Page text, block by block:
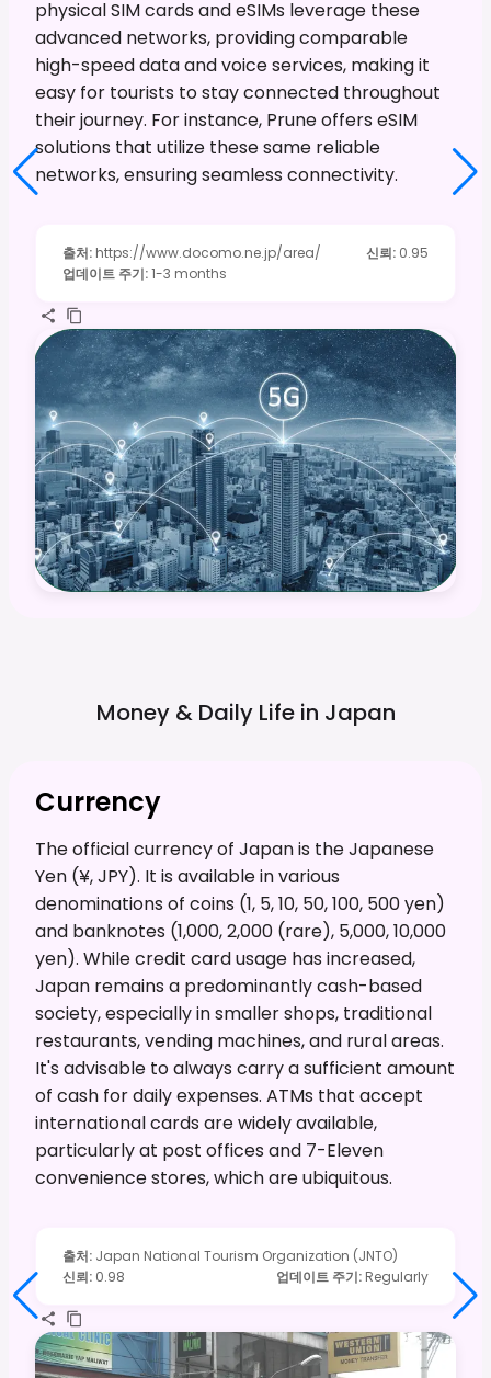
physical SIM cards and eSIMs leverage these
advanced networks, providing comparable
high-speed data and voice services, making it
easy for tourists to stay connected throughout
their journey. For instance, Prune offers eSIM
solutions that utilize these same reliable
networks, ensuring seamless connectivity.
출처: https://www.docomo.ne.jp/area/ 신뢰: 0.95
업데이트 주기:1-3 months
Money & Daily Life in Japan
Currency
The official currency of Japan is the Japanese
Yen (¥, JPY). It is available in various
denominations of coins (1, 5, 10, 50, 100, 500 yen)
and banknotes (1,000, 2,000 (rare), 5,000, 10,000
yen). While credit card usage has increased,
Japan remains a predominantly cash-based
society, especially in smaller shops, traditional
restaurants, vending machines, and rural areas.
It's advisable to always carry a sufficient amount
of cash for daily expenses. ATMs that accept
international cards are widely available,
particularly at post offices and 7-Eleven
convenience stores, which are ubiquitous.
출처: Japan National Tourism Organization (JNTO)
신뢰: 0.98 업데이트 주기: Regularly